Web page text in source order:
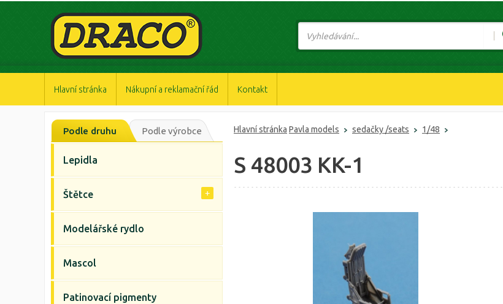
Hlavní stránka Nákupní a reklamační řád Kontakt
Hlavní stránka Pavla models sedačky /seats 1/48
S 48003 KK-1
Podle druhu Podle výrobce
Lepidla
Štětce
Modelářské rydlo
Mascol
Patinovací pigmenty